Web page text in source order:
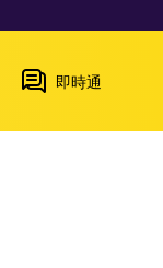
即時通